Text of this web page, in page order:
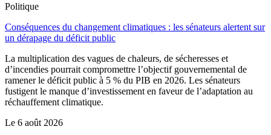
Politique
Conséquences du changement climatiques : les sénateurs alertent sur
un dérapage du déficit public
La multiplication des vagues de chaleurs, de sécheresses et
d’incendies pourrait compromettre l’objectif gouvernemental de
ramener le déficit public à 5 % du PIB en 2026. Les sénateurs
fustigent le manque d’investissement en faveur de l’adaptation au
réchauffement climatique.
Le 6 août 2026